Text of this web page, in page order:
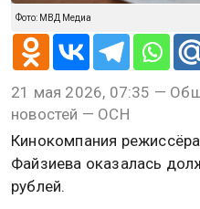
Фото: МВД Медиа
21 мая 2026, 07:35 —
новостей — ОСН
Кинокомпания
Файзиева оказалась
рублей.